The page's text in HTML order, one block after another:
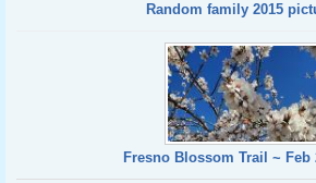
Random family 2015
Fresno Blossom Trail ~ Feb